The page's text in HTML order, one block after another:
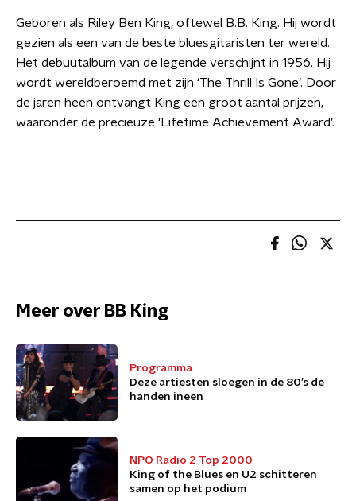
Geboren als Riley Ben King, oftewel B.B. King. Hij wordt
gezien als een van de beste bluesgitaristen ter wereld.
Het debuutalbum van de legende verschijnt in 1956. Hij
wordt wereldberoemd met zijn ‘The Thrill Is Gone’. Door
de jaren heen ontvangt King een groot aantal prijzen,
waaronder de precieuze ‘Lifetime Achievement Award’.
Meer over BB King
Programma
Deze artiesten sloegen in de 80’s de
handen ineen
NPO Radio 2 Top 2000
King of the Blues en U2 schitteren
samen op het podium